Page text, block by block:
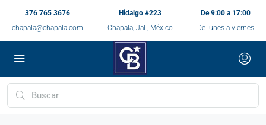
376 765 3676
chapala@chapala.com
Hidalgo #223
Chapala, Jal., México
De 9:00 a 17:00
De lunes a viernes